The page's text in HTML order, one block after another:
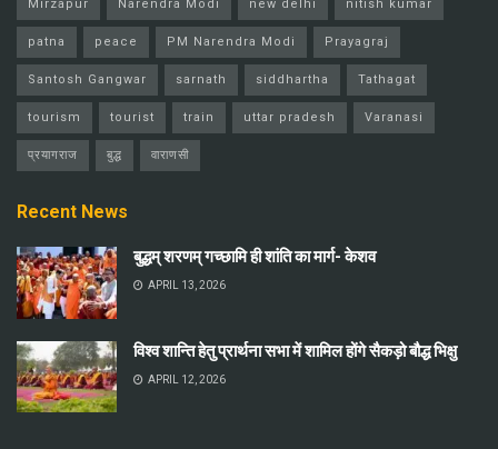
Mirzapur Narendra Modi new delhi nitish kumar
patna peace PM Narendra Modi Prayagraj
Santosh Gangwar sarnath siddhartha Tathagat
tourism tourist train uttar pradesh Varanasi
प्रयागराज बुद्ध वाराणसी
Recent News
बुद्धम् शरणम् गच्छामि ही शांति का मार्ग- केशव
APRIL 13, 2026
विश्व शान्ति हेतु प्रार्थना सभा में शामिल होंगे सैकड़ो बौद्ध भिक्षु
APRIL 12, 2026